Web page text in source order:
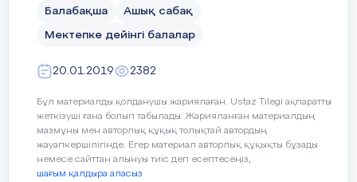
үшін мен бүгін Сайқымазақты
Балабақша Ашық сабақ
Мектепке дейінгі балалар
20.01.2019 2382
Бұл материалды қолданушы жариялаған. Ustaz Tilegi ақпаратты
жеткізуші ғана болып табылады. Жарияланған материалдың
мазмұны мен авторлық құқық толықтай автордың
жауапкершілігінде. Егер материал авторлық құқықты бұзады
немесе сайттан алынуы тиіс деп есептесеңіз,
шағым қалдыра аласыз